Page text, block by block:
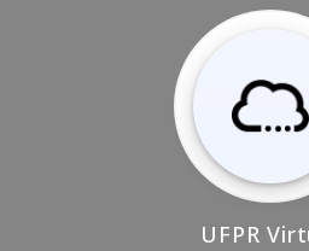
UFPR